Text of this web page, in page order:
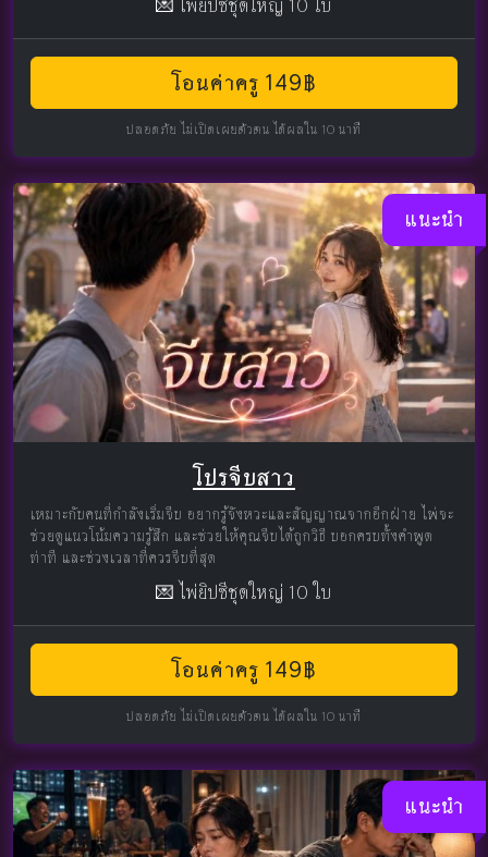
💌 ไพ่ยิปซีชุดใหญ่ 10 ใบ
โอนค่าครู 149฿
ปลอดภัย ไม่เปิดเผยตัวตน ได้ผลใน 10 นาที
แนะนำ
โปรจีบสาว
เหมาะกับคนที่กำลังเริ่มจีบ อยากรู้จังหวะและสัญญาณจากอีกฝ่าย ไพ่จะ
ช่วยดูแนวโน้มความรู้สึก และช่วยให้คุณจีบได้ถูกวิธี บอกครบทั้งคำพูด
ท่าที และช่วงเวลาที่ควรจีบที่สุด
💌 ไพ่ยิปซีชุดใหญ่ 10 ใบ
โอนค่าครู 149฿
ปลอดภัย ไม่เปิดเผยตัวตน ได้ผลใน 10 นาที
แนะนำ